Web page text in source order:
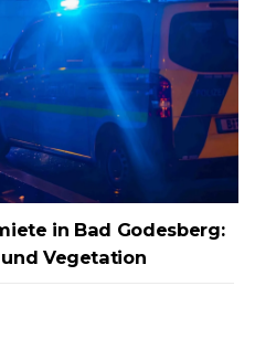
in Bad Godesberg:
Vegetation